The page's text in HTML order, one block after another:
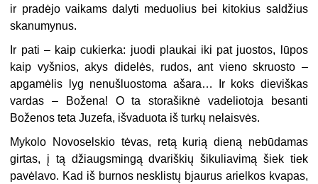
ir pradėjo vaikams dalyti meduolius bei kitokius saldžius
skanumynus.
Ir pati – kaip cukierka: juodi plaukai iki pat juostos, lūpos
kaip vyšnios, akys didelės, rudos, ant vieno skruosto –
apgamėlis lyg nenušluostoma ašara… Ir koks dieviškas
vardas – Božena! O ta storašiknė vadeliotoja besanti
Boženos teta Juzefa, išvaduota iš turkų nelaisvės.
Mykolo Novoselskio tėvas, retą kurią dieną nebūdamas
girtas, į tą džiaugsmingą dvariškių šikuliavimą šiek tiek
pavėlavo. Kad iš burnos nesklistų bjaurus arielkos kvapas,